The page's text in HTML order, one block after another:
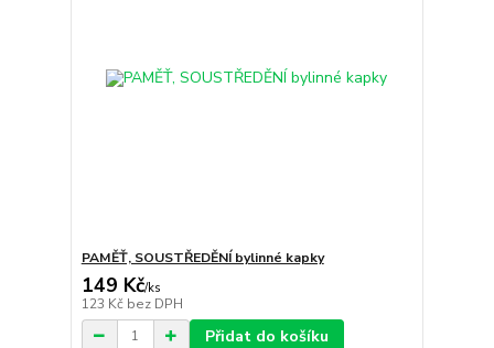
PAMĚŤ, SOUSTŘEDĚNÍ bylinné kapky
149 Kč/ks
123 Kč bez DPH
Přidat do košíku